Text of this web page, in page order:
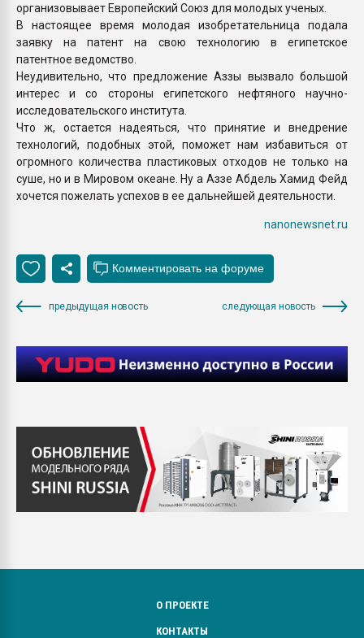
организовывает Европейский Союз для молодых ученых.
В настоящее время молодая изобретательница подала
заявку на патент на свою технологию в египетское
патентное ведомство.
Неудивительно, что предложение Аззы вызвало большой
интерес и со стороны египетского нефтяного научно-
исследовательского института.
Что ж, остается надеяться, что принятие и внедрение
технологий, подобных этой, поможет нам избавиться от
огромного количества пластиковых отходов не только на
суше, но и в Мировом океане. Ну а Аззе Абдель Хамид Фейд
хочется пожелать успехов в ее дальнейшей деятельности.
nanonewsnet.ru
предыдущая новость следующая новость
О ПРОЕКТЕ
КОНТАКТЫ